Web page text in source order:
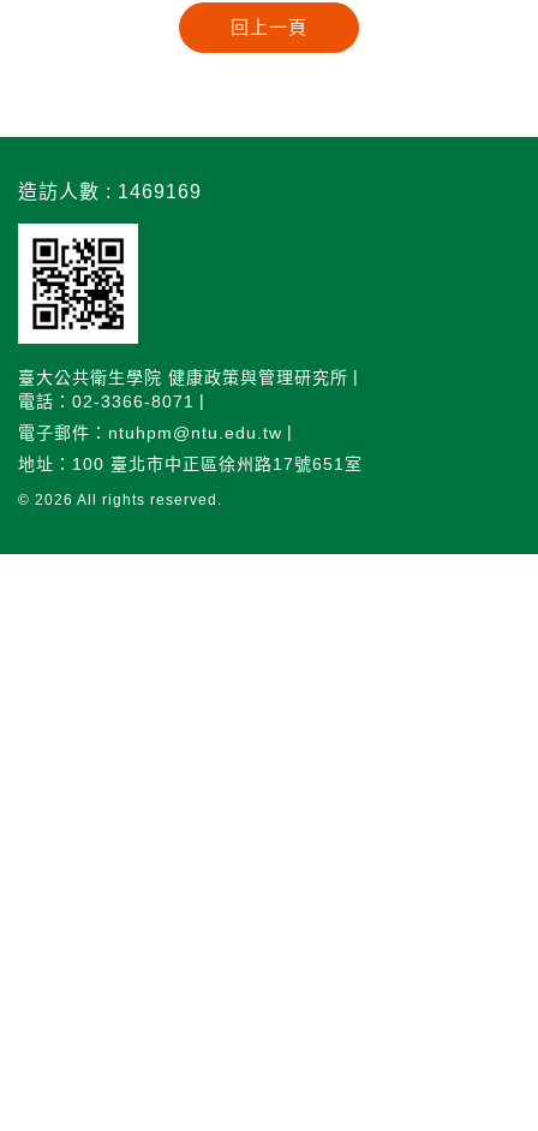
造訪人數 : 1469169
臺大公共衛生學院 健康政策與管理研究所
電話：02-3366-8071
電子郵件：ntuhpm@ntu.edu.tw
地址：100 臺北市中正區徐州路17號651室
© 2026 All rights reserved.